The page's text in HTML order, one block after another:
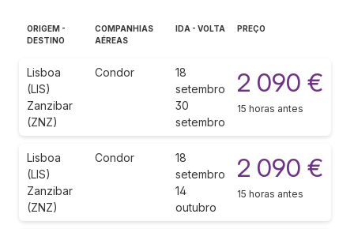
ORIGEM -
DESTINO
COMPANHIAS
AÉREAS
IDA - VOLTA PREÇO
Lisboa
(LIS)
Zanzibar
(ZNZ)
Condor
18
setembro
30
setembro
2 090 €
15 horas antes
Lisboa
(LIS)
Zanzibar
(ZNZ)
Condor
18
setembro
14
outubro
2 090 €
15 horas antes